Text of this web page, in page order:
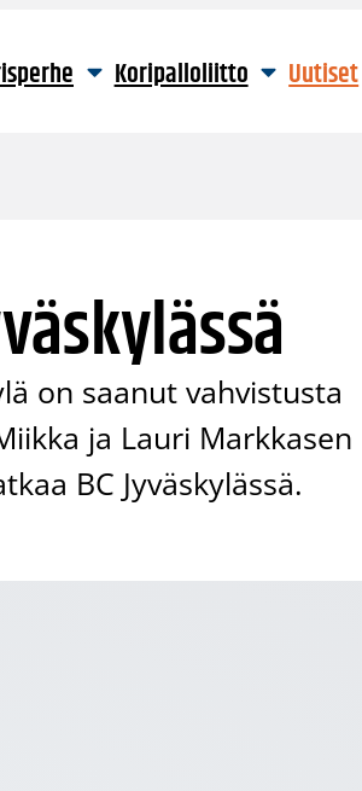
Koripalloliitto Uutiset
on saanut vahvistusta
ja Lauri Markkasen
BC Jyväskylässä.